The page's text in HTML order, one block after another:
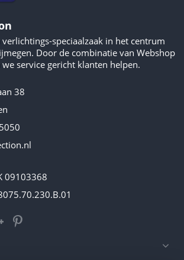
speciaalzaak in het centrum
Door de combinatie van Webshop
service gericht klanten helpen.
38
09103368